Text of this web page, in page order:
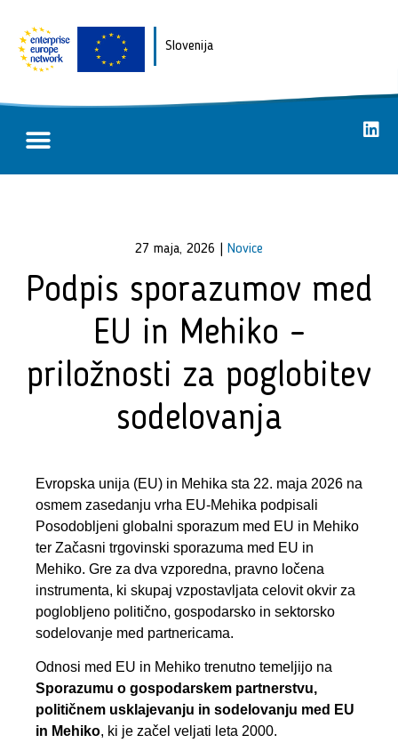
Slovenija
27 maja, 2026 Novice
Podpis sporazumov med
EU in Mehiko –
priložnosti za poglobitev
sodelovanja
Evropska unija (EU) in Mehika sta 22. maja 2026 na
osmem zasedanju vrha EU-Mehika podpisali
Posodobljeni globalni sporazum med EU in Mehiko
ter Začasni trgovinski sporazuma med EU in
Mehiko. Gre za dva vzporedna, pravno ločena
instrumenta, ki skupaj vzpostavljata celovit okvir za
poglobljeno politično, gospodarsko in sektorsko
sodelovanje med partnericama.
Odnosi med EU in Mehiko trenutno temeljijo na
Sporazumu o gospodarskem partnerstvu,
političnem usklajevanju in sodelovanju med EU
in Mehiko, ki je začel veljati leta 2000.